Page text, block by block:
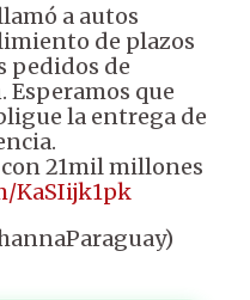
a autos
de plazos
pedidos de
que
la entrega de
21mil millones
KaSIijk1pk